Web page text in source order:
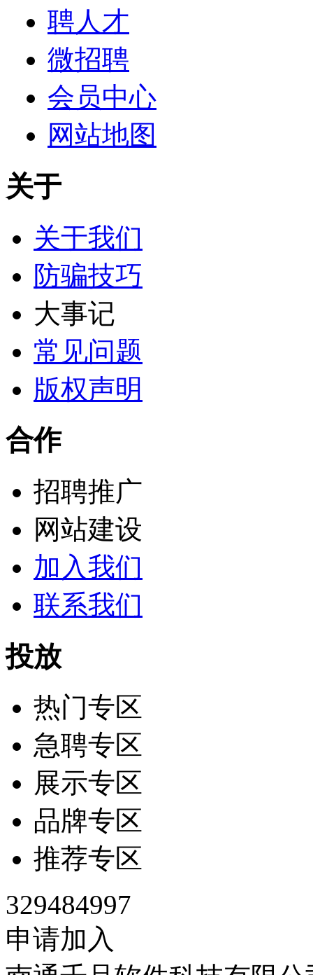
聘人才
微招聘
会员中心
网站地图
关于
关于我们
防骗技巧
大事记
常见问题
版权声明
合作
招聘推广
网站建设
加入我们
联系我们
投放
热门专区
急聘专区
展示专区
品牌专区
推荐专区
329484997
申请加入